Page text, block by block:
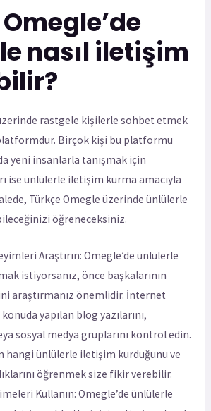
nasıl iletişim
rastgele kişilerle sohbet etmek
Birçok kişi bu platformu
yeni insanlarla tanışmak için
ise ünlülerle iletişim kurma amacıyla
Türkçe Omegle üzerinde ünlülerle
öğreneceksiniz.
Araştırın: Omegle’de ünlülerle
istiyorsanız, önce başkalarının
araştırmanız önemlidir. İnternet
yapılan blog yazılarını,
sosyal medya gruplarını kontrol edin.
hangi ünlülerle iletişim kurduğunu ve
öğrenmek size fikir verebilir.
Kullanın: Omegle’de ünlülerle